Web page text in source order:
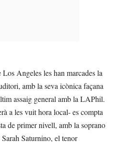
Los Angeles les han marcades la
amb la seva icònica façana
assaig general amb la LAPhil.
a les vuit hora local- es compta
de primer nivell, amb la soprano
Saturnino, el tenor